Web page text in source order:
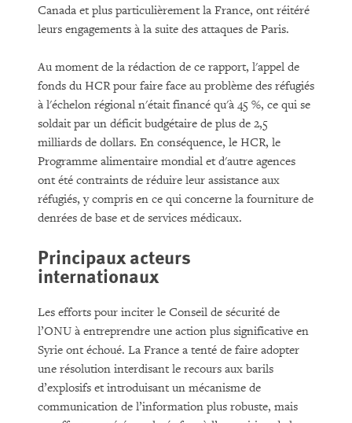
Canada et plus particulièrement la France, ont réitéré
leurs engagements à la suite des attaques de Paris.
Au moment de la rédaction de ce rapport, l'appel de
fonds du HCR pour faire face au problème des réfugiés
à l'échelon régional n'était financé qu'à 45 %, ce qui se
soldait par un déficit budgétaire de plus de 2,5
milliards de dollars. En conséquence, le HCR, le
Programme alimentaire mondial et d'autre agences
ont été contraints de réduire leur assistance aux
réfugiés, y compris en ce qui concerne la fourniture de
denrées de base et de services médicaux.
Principaux acteurs
internationaux
Les efforts pour inciter le Conseil de sécurité de
l’ONU à entreprendre une action plus significative en
Syrie ont échoué. La France a tenté de faire adopter
une résolution interdisant le recours aux barils
d’explosifs et introduisant un mécanisme de
communication de l’information plus robuste, mais